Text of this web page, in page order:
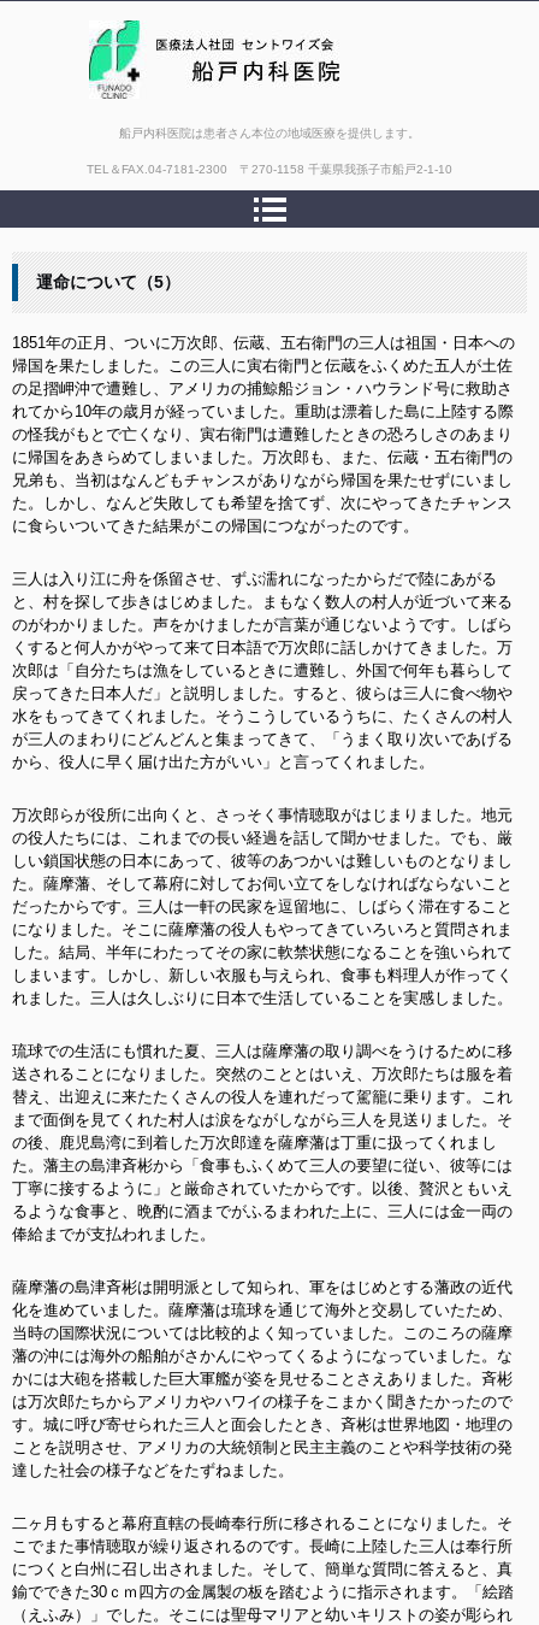
船戸内科医院は患者さん本位の地域医療を提供します。
TEL＆FAX. 04-7181-2300 〒270-1158 千葉県我孫子市船戸2-1-10
運命について（5）
1851年の正月、ついに万次郎、伝蔵、五右衛門の三人は祖国・日本への
帰国を果たしました。この三人に寅右衛門と伝蔵をふくめた五人が土佐
の足摺岬沖で遭難し、アメリカの捕鯨船ジョン・ハウランド号に救助さ
れてから10年の歳月が経っていました。重助は漂着した島に上陸する際
の怪我がもとで亡くなり、寅右衛門は遭難したときの恐ろしさのあまり
に帰国をあきらめてしまいました。万次郎も、また、伝蔵・五右衛門の
兄弟も、当初はなんどもチャンスがありながら帰国を果たせずにいまし
た。しかし、なんど失敗しても希望を捨てず、次にやってきたチャンス
に食らいついてきた結果がこの帰国につながったのです。
三人は入り江に舟を係留させ、ずぶ濡れになったからだで陸にあがる
と、村を探して歩きはじめました。まもなく数人の村人が近づいて来る
のがわかりました。声をかけましたが言葉が通じないようです。しばら
くすると何人かがやって来て日本語で万次郎に話しかけてきました。万
次郎は「自分たちは漁をしているときに遭難し、外国で何年も暮らして
戻ってきた日本人だ」と説明しました。すると、彼らは三人に食べ物や
水をもってきてくれました。そうこうしているうちに、たくさんの村人
が三人のまわりにどんどんと集まってきて、「うまく取り次いであげる
から、役人に早く届け出た方がいい」と言ってくれました。
万次郎らが役所に出向くと、さっそく事情聴取がはじまりました。地元
の役人たちには、これまでの長い経過を話して聞かせました。でも、厳
しい鎖国状態の日本にあって、彼等のあつかいは難しいものとなりまし
た。薩摩藩、そして幕府に対してお伺い立てをしなければならないこと
だったからです。三人は一軒の民家を逗留地に、しばらく滞在すること
になりました。そこに薩摩藩の役人もやってきていろいろと質問されま
した。結局、半年にわたってその家に軟禁状態になることを強いられて
しまいます。しかし、新しい衣服も与えられ、食事も料理人が作ってく
れました。三人は久しぶりに日本で生活していることを実感しました。
琉球での生活にも慣れた夏、三人は薩摩藩の取り調べをうけるために移
送されることになりました。突然のこととはいえ、万次郎たちは服を着
替え、出迎えに来たたくさんの役人を連れだって駕籠に乗ります。これ
まで面倒を見てくれた村人は涙をながしながら三人を見送りました。そ
の後、鹿児島湾に到着した万次郎達を薩摩藩は丁重に扱ってくれまし
た。藩主の島津斉彬から「食事もふくめて三人の要望に従い、彼等には
丁寧に接するように」と厳命されていたからです。以後、贅沢ともいえ
るような食事と、晩酌に酒までがふるまわれた上に、三人には金一両の
俸給までが支払われました。
薩摩藩の島津斉彬は開明派として知られ、軍をはじめとする藩政の近代
化を進めていました。薩摩藩は琉球を通じて海外と交易していたため、
当時の国際状況については比較的よく知っていました。このころの薩摩
藩の沖には海外の船舶がさかんにやってくるようになっていました。な
かには大砲を搭載した巨大軍艦が姿を見せることさえありました。斉彬
は万次郎たちからアメリカやハワイの様子をこまかく聞きたかったので
す。城に呼び寄せられた三人と面会したとき、斉彬は世界地図・地理の
ことを説明させ、アメリカの大統領制と民主主義のことや科学技術の発
達した社会の様子などをたずねました。
二ヶ月もすると幕府直轄の長崎奉行所に移されることになりました。そ
こでまた事情聴取が繰り返されるのです。長崎に上陸した三人は奉行所
につくと白州に召し出されました。そして、簡単な質問に答えると、真
鍮でできた30ｃｍ四方の金属製の板を踏むように指示されます。「絵踏
（えふみ）」でした。そこには聖母マリアと幼いキリストの姿が彫られ